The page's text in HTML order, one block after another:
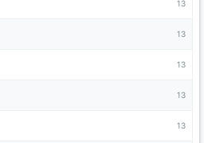
13
13
13
13
13